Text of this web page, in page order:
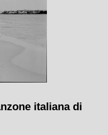
italiana di